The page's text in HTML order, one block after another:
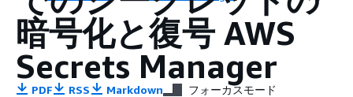
暗号化と復号 AWS
Secrets Manager
PDF RSS Markdown フォーカスモード